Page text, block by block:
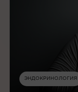
ЭНДОКРИНОЛОГИЯ